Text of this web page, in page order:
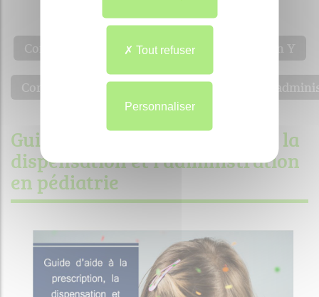
Merci par avance pour votre collaboration 🙏 🙏
Compatibilités anti-infectieux administrés en Y
Compatibilités des médicaments injectables
Guide d'aide à la prescription, la
dispensation et l'administration
en pédiatrie
Tout refuser
Personnaliser